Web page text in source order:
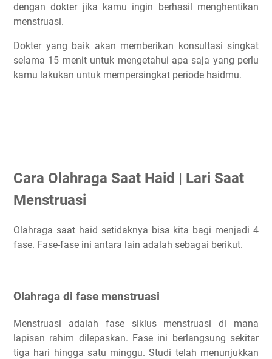
dengan dokter jika kamu ingin berhasil menghentikan
menstruasi.
Dokter yang baik akan memberikan konsultasi singkat
selama 15 menit untuk mengetahui apa saja yang perlu
kamu lakukan untuk mempersingkat periode haidmu.
Cara Olahraga Saat Haid | Lari Saat
Menstruasi
Olahraga saat haid setidaknya bisa kita bagi menjadi 4
fase. Fase-fase ini antara lain adalah sebagai berikut.
Olahraga di fase menstruasi
Menstruasi adalah fase siklus menstruasi di mana
lapisan rahim dilepaskan. Fase ini berlangsung sekitar
tiga hari hingga satu minggu. Studi telah menunjukkan